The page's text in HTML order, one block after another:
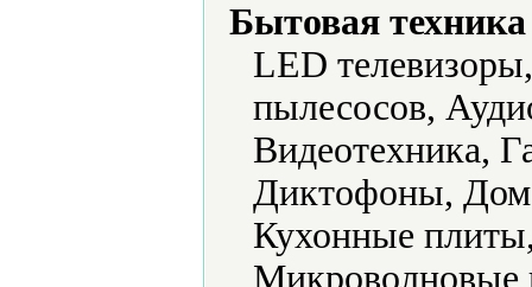
Бытовая
LED
пылесосов,
Видеотехника,
Диктофоны,
Кухонные